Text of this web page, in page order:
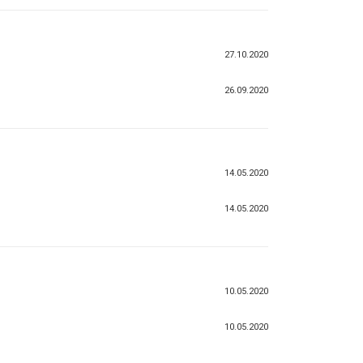
27.10.2020
26.09.2020
14.05.2020
14.05.2020
10.05.2020
10.05.2020